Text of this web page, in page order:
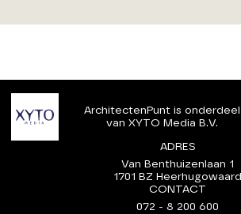
ArchitectenPunt is onderdeel
van XYTO Media B.V.
ADRES
Van Benthuizenlaan 1
1701 BZ Heerhugowaard
CONTACT
072 - 8 200 600